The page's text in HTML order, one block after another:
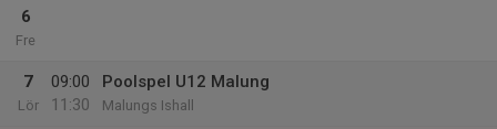
6
Fre
7
Lör
09:00
11:30
Poolspel U12 Malung
Malungs Ishall